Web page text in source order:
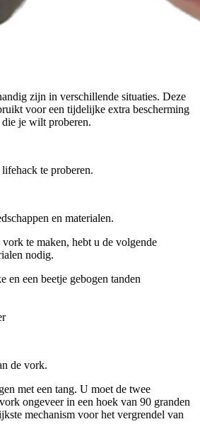
zijn in verschillende situaties. Deze
voor een tijdelijke extra bescherming
je wilt proberen.
te proberen.
en materialen.
te maken, hebt u de volgende
nodig.
en een beetje gebogen tanden
de vork.
met een tang. U moet de twee
ongeveer in een hoek van 90 granden
mechanism voor het vergrendel van